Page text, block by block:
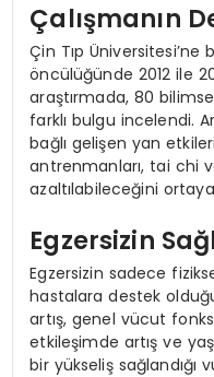
Çalışmanın
Çin Tıp Üniversitesi’ne
öncülüğünde 2012 ile
araştırmada, 80
farklı bulgu incelendi.
bağlı gelişen yan
antrenmanları, tai chi
azaltılabileceğini
Egzersizin
Egzersizin sadece
hastalara destek
artış, genel vücut
etkileşimde artış ve
bir yükseliş sağlandığı